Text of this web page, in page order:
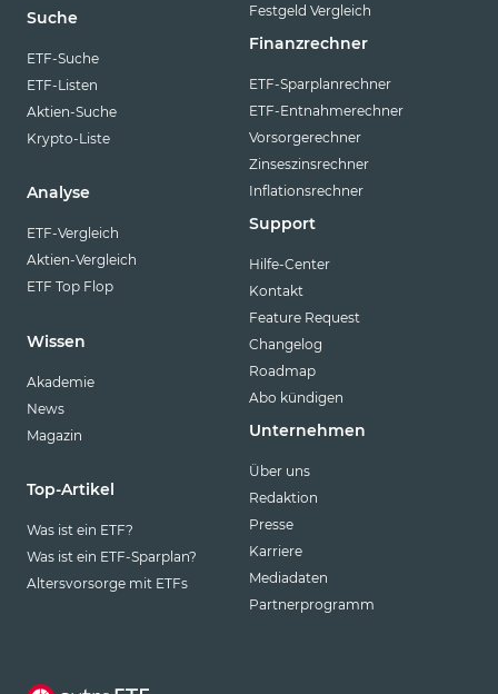
Suche
ETF-Suche
ETF-Listen
Aktien-Suche
Krypto-Liste
Analyse
ETF-Vergleich
Aktien-Vergleich
ETF Top Flop
Wissen
Akademie
News
Magazin
Top-Artikel
Was ist ein ETF?
Was ist ein ETF-Sparplan?
Altersvorsorge mit ETFs
Festgeld Vergleich
Finanzrechner
ETF-Sparplanrechner
ETF-Entnahmerechner
Vorsorgerechner
Zinseszinsrechner
Inflationsrechner
Support
Hilfe-Center
Kontakt
Feature Request
Changelog
Roadmap
Abo kündigen
Unternehmen
Über uns
Redaktion
Presse
Karriere
Mediadaten
Partnerprogramm